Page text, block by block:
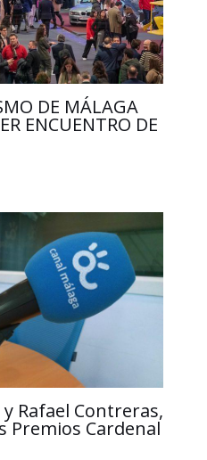
DE MÁLAGA
ENCUENTRO DE
y Rafael Contreras,
Premios Cardenal